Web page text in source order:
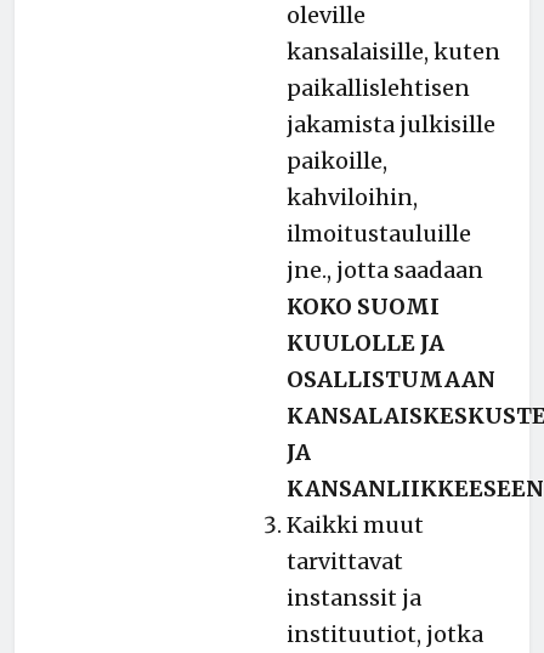
oleville
kansalaisille, kuten
paikallislehtisen
jakamista julkisille
paikoille,
kahviloihin,
ilmoitustauluille
jne., jotta saadaan
KOKO SUOMI
KUULOLLE JA
OSALLISTUMAAN
JA
KANSANLIIKKEESEEN
Kaikki muut
tarvittavat
instanssit ja
instituutiot, jotka